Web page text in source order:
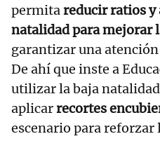
permitareducir ratios y
natalidad para mejorar
garantizar una
De ahí que inste a
utilizar la baja
aplicarrecortes
escenario para reforzar